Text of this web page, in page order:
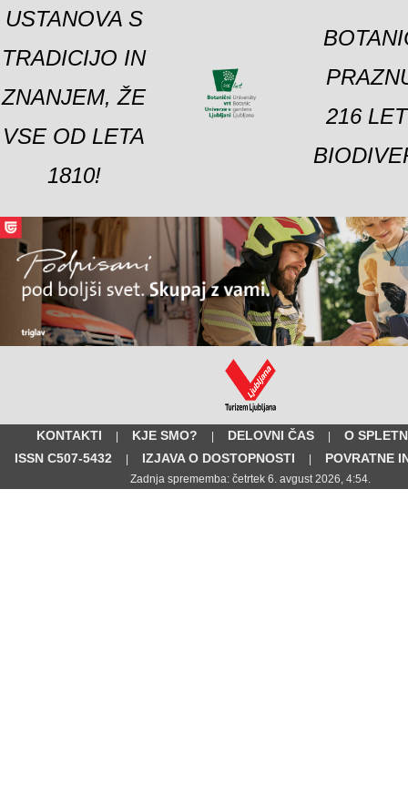
USTANOVA S
TRADICIJO IN
ZNANJEM, ŽE
VSE OD LETA
1810!
216
KONTAKTI | KJE SMO? | DELOVNI ČAS |
O
ISSN C507-5432
| IZJAVA O DOSTOPNOSTI | POVRATNE
Zadnja sprememba: četrtek 6. avgust 2026, 4:54.